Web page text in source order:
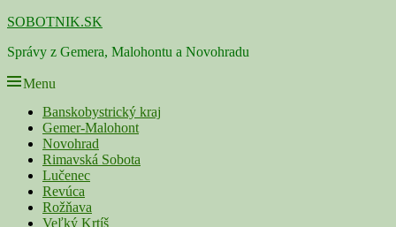
Skip
content
SOBOTNIK.SK
Správy z Gemera, Malohontu a Novohradu
Menu
Primárne
menu
Banskobystrický kraj
Gemer-Malohont
Novohrad
Rimavská Sobota
Lučenec
Revúca
Rožňava
Veľký Krtíš